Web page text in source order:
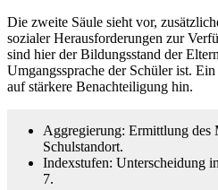
Die zweite Säule sieht vor,
sozialer Herausforderungen zur
sind hier der Bildungsstand der
Umgangssprache der Schüler ist.
auf stärkere Benachteiligung hin.
Aggregierung: Ermittlung des
Schulstandort.
Indexstufen: Unterscheidung
7.